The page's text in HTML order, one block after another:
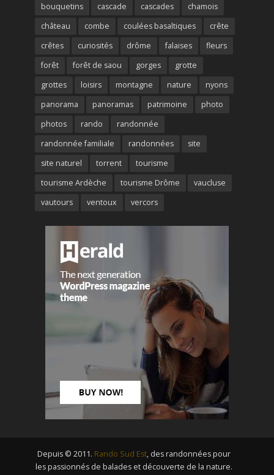
bouquetins
cascade cascades
chamois
château
combe coulées basaltiques
crête
crêtes
curiosités drôme falaises
fleurs
forêt
forêt de saou gorges
grotte
grottes
loisirs montagne nature
nyons
panorama
panoramas patrimoine
photo
photos
rando
randonnée
randonnée familiale
randonnées
site
site naturel
torrent
tourisme
tourisme Ardèche
tourisme Drôme
vaucluse
vautours
ventoux vercors
Depuis © 2011. Rando Sud Est, des randonnées pour
les passionnés de balades et découverte de la nature.